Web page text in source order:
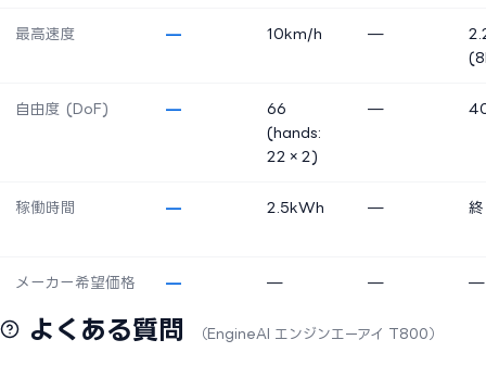
最高速度 — 10km/h —
自由度 (DoF) —
66
(hands:
22×2)
—
稼働時間 — 2.5kWh —
メーカー希望価格 — — — —
よくある質問 （EngineAI エンジンエーアイ T800）